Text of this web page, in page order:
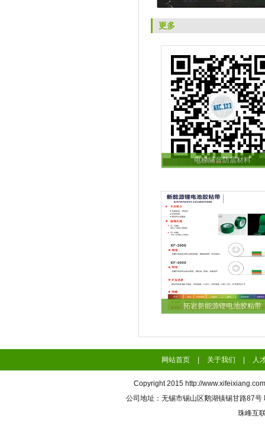
更多
电梯隔音防震材料
拓岩新能源锂电池胶粘带
网站首页 关于我们 人
Copyright 2015 http://www.xifeixiang.com
公司地址：无锡市锡山区鹅湖镇锡甘路87
珠峰互